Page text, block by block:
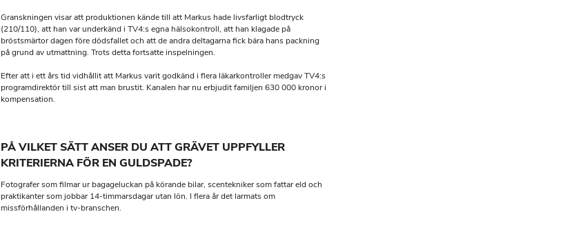
Granskningen visar att produktionen kände till att Markus hade livsfarligt blodtryck
(210/110), att han var underkänd i TV4:s egna hälsokontroll, att han klagade på
bröstsmärtor dagen före dödsfallet och att de andra deltagarna fick bära hans packning
på grund av utmattning. Trots detta fortsatte inspelningen.
Efter att i ett års tid vidhållit att Markus varit godkänd i flera läkarkontroller medgav TV4:s
programdirektör till sist att man brustit. Kanalen har nu erbjudit familjen 630 000 kronor i
kompensation.
PÅ VILKET SÄTT ANSER DU ATT GRÄVET UPPFYLLER
KRITERIERNA FÖR EN GULDSPADE?
Fotografer som filmar ur bagageluckan på körande bilar, scentekniker som fattar eld och
praktikanter som jobbar 14-timmarsdagar utan lön. I flera år det larmats om
missförhållanden i tv-branschen.